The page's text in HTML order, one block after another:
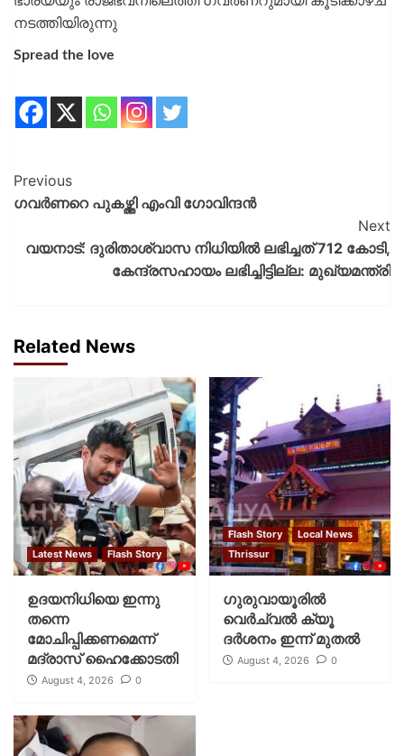
നടത്തിയിരുന്നു
Spread the love
Previous
ഗവര്‍ണറെ പുകഴ്ത്തി എംവി ഗോവിന്ദന്‍
Next
വയനാട്: ദുരിതാശ്വാസ നിധിയില്‍ ലഭിച്ചത് 712 കോടി,
കേന്ദ്രസഹായം ലഭിച്ചിട്ടില്ല: മുഖ്യമന്ത്രി
Related News
Latest News Flash Story
ഉദയനിധിയെ ഇന്നു
തന്നെ
മോചിപ്പിക്കണമെന്ന്
മദ്രാസ് ഹൈക്കോടതി
August 4, 2026 0
Flash Story
Local News
Thrissur
ഗുരുവായൂരില്‍
വെര്‍ച്വല്‍ ക്യൂ
ദര്‍ശനം ഇന്ന് മുതല്‍
August 4, 2026 0